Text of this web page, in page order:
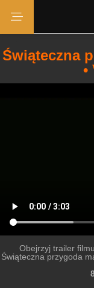
Świąteczna
Obejrzyj trailer
Świąteczna przygoda